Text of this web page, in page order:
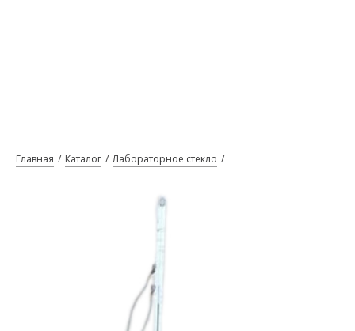
Главная Каталог Лабораторное стекло